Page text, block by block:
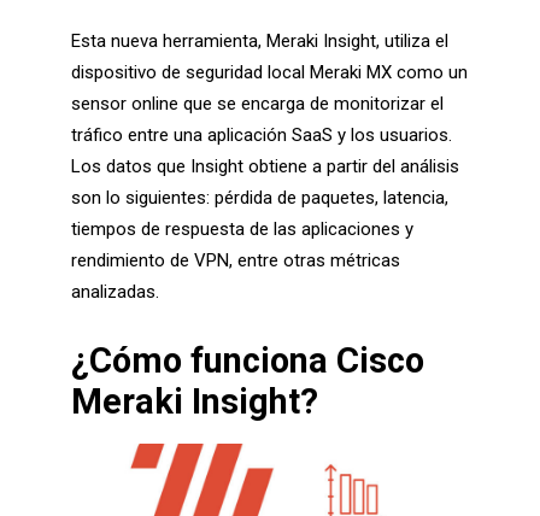
Esta nueva herramienta, Meraki Insight, utiliza el
dispositivo de seguridad local Meraki MX como un
sensor online que se encarga de monitorizar el
tráfico entre una aplicación SaaS y los usuarios.
Los datos que Insight obtiene a partir del análisis
son lo siguientes: pérdida de paquetes, latencia,
tiempos de respuesta de las aplicaciones y
rendimiento de VPN, entre otras métricas
analizadas.
¿Cómo funciona Cisco
Meraki Insight?